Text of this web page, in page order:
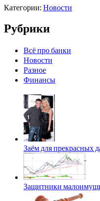
Категории: Новости
Рубрики
Всё про банки
Новости
Разное
Финансы
Заём для прекрасных
Защитники